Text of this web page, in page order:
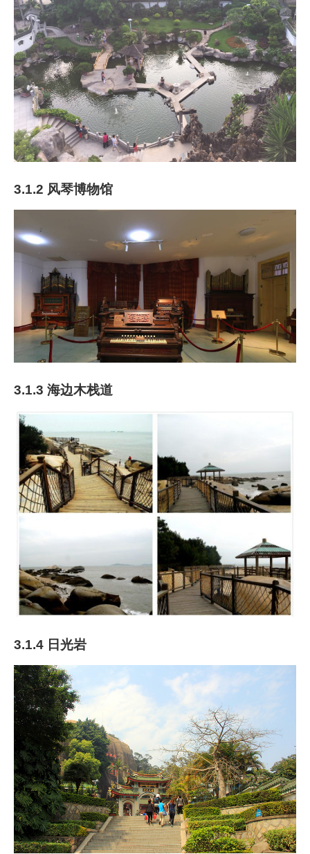
3.1.2 风琴博物馆
3.1.3 海边木栈道
3.1.4 日光岩